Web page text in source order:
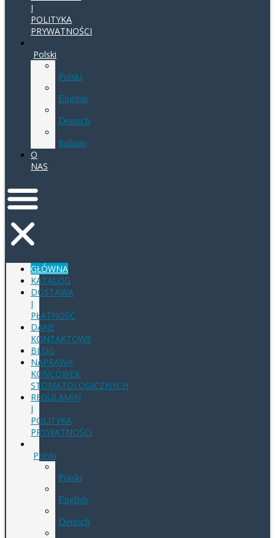
I
POLITYKA
PRYWATNOŚCI
Polski
Polski
English
Deutsch
Italiano
O
NAS
GŁÓWNA
KATALOG
DOSTAWA
I
PŁATNOŚĆ
DANE
KONTAKTOWE
BLOG
NAPRAWA
KOŃCÓWEK
STOMATOLOGICZNYCH
REGULAMIN
I
POLITYKA
PRYWATNOŚCI
Polski
Polski
English
Deutsch